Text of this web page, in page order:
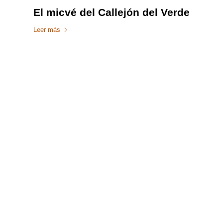
El micvé del Callejón del Verde
Leer más